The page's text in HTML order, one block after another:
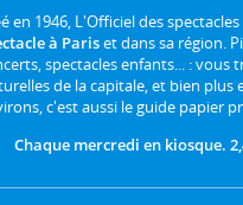
en 1946, L'Officiel des
à Pariset dans sa région.
spectacles enfants... :
de la capitale, et bien plus
c'est aussi le guide papier
Chaque mercredi en kiosque.